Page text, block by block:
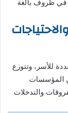
في ظروف بالغة
للأسر، وتتوزع
المؤسسات
والتدخلات